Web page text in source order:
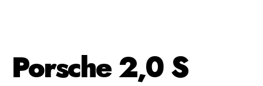
Porsche 2,0 S